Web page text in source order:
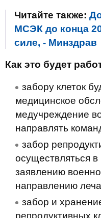
Читайте также:
МСЭК до конца
силе, - Минздрав
Как это будет
забору клеток
медицинское
медучреждение
направлять
забор
осуществляться
заявлению
направлению
забор и
репродуктивных